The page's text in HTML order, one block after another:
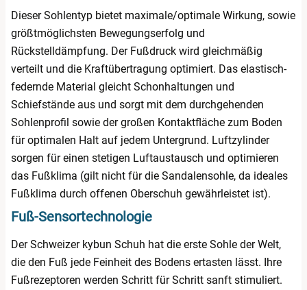
Dieser Sohlentyp bietet maximale/optimale Wirkung, sowie
größtmöglichsten Bewegungserfolg und
Rückstelldämpfung. Der Fußdruck wird gleichmäßig
verteilt und die Kraftübertragung optimiert. Das elastisch-
federnde Material gleicht Schonhaltungen und
Schiefstände aus und sorgt mit dem durchgehenden
Sohlenprofil sowie der großen Kontaktfläche zum Boden
für optimalen Halt auf jedem Untergrund. Luftzylinder
sorgen für einen stetigen Luftaustausch und optimieren
das Fußklima (gilt nicht für die Sandalensohle, da ideales
Fußklima durch offenen Oberschuh gewährleistet ist).
Fuß-Sensortechnologie
Der Schweizer kybun Schuh hat die erste Sohle der Welt,
die den Fuß jede Feinheit des Bodens ertasten lässt. Ihre
Fußrezeptoren werden Schritt für Schritt sanft stimuliert.